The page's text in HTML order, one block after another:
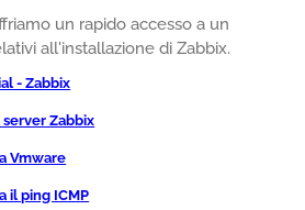
un rapido accesso a un
all'installazione di Zabbix.
- Zabbix
Zabbix
Vmware
il ping ICMP